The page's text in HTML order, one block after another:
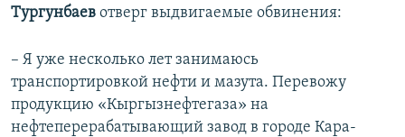
Тургунбаев отверг выдвигаемые обвинения:
– Я уже несколько лет занимаюсь
транспортировкой нефти и мазута. Перевожу
продукцию «Кыргызнефтегаза» на
нефтеперерабатывающий завод в городе Кара-